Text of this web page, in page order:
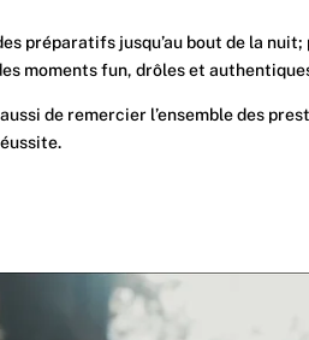
préparatifs jusqu’au bout de la
moments fun, drôles et
de remercier l’ensemble des